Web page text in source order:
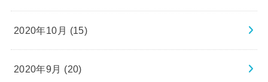
2020年10月 (15)
2020年9月 (20)